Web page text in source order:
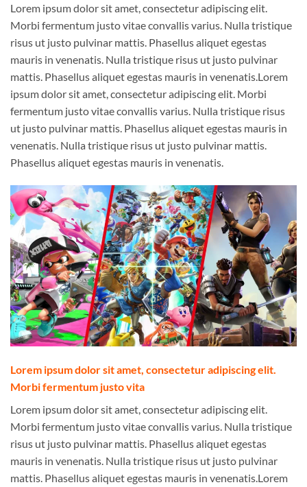
Lorem ipsum dolor sit amet, consectetur adipiscing elit.
Morbi fermentum justo vitae convallis varius. Nulla tristique
risus ut justo pulvinar mattis. Phasellus aliquet egestas
mauris in venenatis. Nulla tristique risus ut justo pulvinar
mattis. Phasellus aliquet egestas mauris in venenatis.Lorem
ipsum dolor sit amet, consectetur adipiscing elit. Morbi
fermentum justo vitae convallis varius. Nulla tristique risus
ut justo pulvinar mattis. Phasellus aliquet egestas mauris in
venenatis. Nulla tristique risus ut justo pulvinar mattis.
Phasellus aliquet egestas mauris in venenatis.
Lorem ipsum dolor sit amet, consectetur adipiscing elit.
Morbi fermentum justo vita
Lorem ipsum dolor sit amet, consectetur adipiscing elit.
Morbi fermentum justo vitae convallis varius. Nulla tristique
risus ut justo pulvinar mattis. Phasellus aliquet egestas
mauris in venenatis. Nulla tristique risus ut justo pulvinar
mattis. Phasellus aliquet egestas mauris in venenatis.Lorem